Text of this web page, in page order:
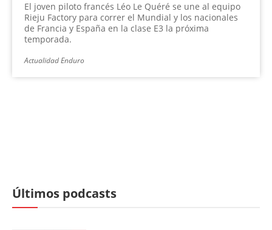
El joven piloto francés Léo Le Quéré se une al equipo
Rieju Factory para correr el Mundial y los nacionales
de Francia y España en la clase E3 la próxima
temporada.
Actualidad Enduro
Últimos podcasts